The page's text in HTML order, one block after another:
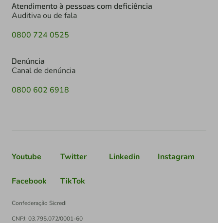
Atendimento à pessoas com deficiência
Auditiva ou de fala
0800 724 0525
Denúncia
Canal de denúncia
0800 602 6918
Youtube Twitter Linkedin Instagram
Facebook TikTok
Confederação Sicredi
CNPJ: 03.795.072/0001-60